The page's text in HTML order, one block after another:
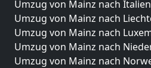
Umzug von Mainz nach Italien
Umzug von Mainz nach
Umzug von Mainz nach
Umzug von Mainz nach
Umzug von Mainz nach